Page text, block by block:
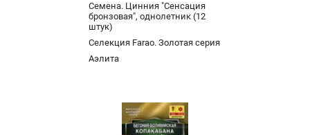
Семена. Цинния "Сенсация
бронзовая", однолетник (12
штук)
Селекция Farao. Золотая серия
Аэлита